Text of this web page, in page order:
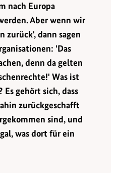
nach Europa
Aber wenn wir
zurück', dann sagen
'Das
denn da gelten
Was ist
gehört sich, dass
zurückgeschafft
sind, und
was dort für ein